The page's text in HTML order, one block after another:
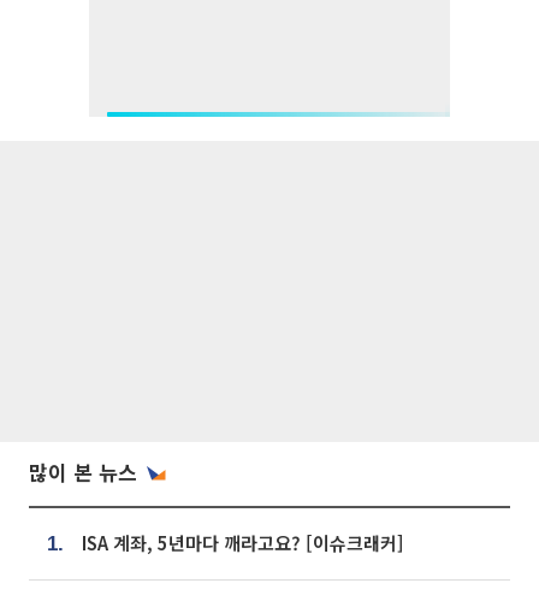
많이 본 뉴스
1. ISA 계좌, 5년마다 깨라고요? [이슈크래커]